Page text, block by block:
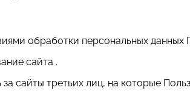
обработки персональных данных
сайта .
сайты третьих лиц, на которые